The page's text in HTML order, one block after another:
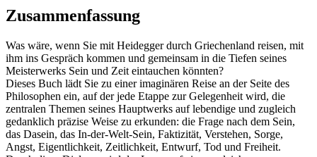
Zusammenfassung
Was wäre, wenn Sie mit Heidegger durch Griechenland reisen, mit
ihm ins Gespräch kommen und gemeinsam in die Tiefen seines
Meisterwerks Sein und Zeit eintauchen könnten?
Dieses Buch lädt Sie zu einer imaginären Reise an der Seite des
Philosophen ein, auf der jede Etappe zur Gelegenheit wird, die
zentralen Themen seines Hauptwerks auf lebendige und zugleich
gedanklich präzise Weise zu erkunden: die Frage nach dem Sein,
das Dasein, das In-der-Welt-Sein, Faktizität, Verstehen, Sorge,
Angst, Eigentlichkeit, Zeitlichkeit, Entwurf, Tod und Freiheit.